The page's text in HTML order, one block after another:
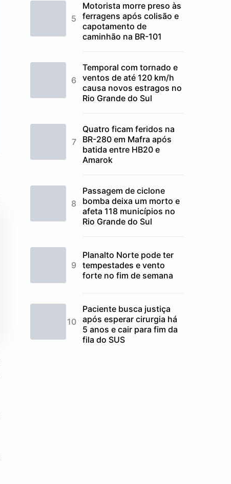
Motorista morre preso às
ferragens após colisão e
capotamento de
caminhão na BR-101
Temporal com tornado e
ventos de até 120 km/h
causa novos estragos no
Rio Grande do Sul
Quatro ficam feridos na
BR-280 em Mafra após
batida entre HB20 e
Amarok
Passagem de ciclone
bomba deixa um morto e
afeta 118 municípios no
Rio Grande do Sul
Planalto Norte pode ter
tempestades e vento
forte no fim de semana
Paciente busca justiça
após esperar cirurgia há
5 anos e cair para fim da
fila do SUS